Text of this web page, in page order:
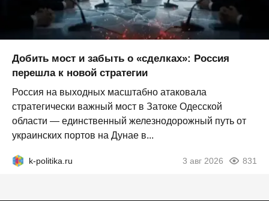
Добить мост и забыть о «сделках»: Россия
перешла к новой стратегии
Россия на выходных масштабно атаковала
стратегически важный мост в Затоке Одесской
области — единственный железнодорожный путь от
украинских портов на Дунае в...
k-politika.ru 3 авг 2026 831